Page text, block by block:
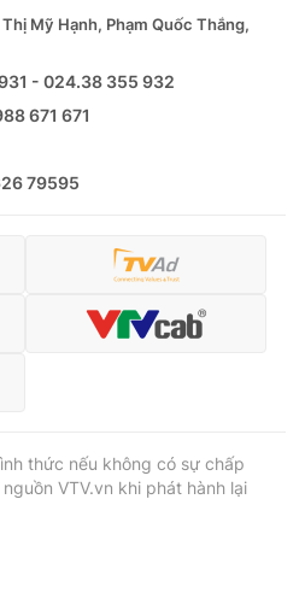
- Tập 41: Cả nhà vỡ oà
của bố Bình
may mắn đã đến và bố